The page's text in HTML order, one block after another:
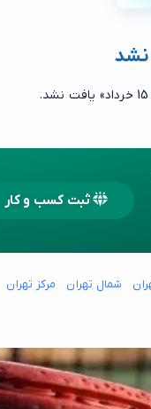
نشد
ثبت کسب و کار
شمال تهران مرکز تهران